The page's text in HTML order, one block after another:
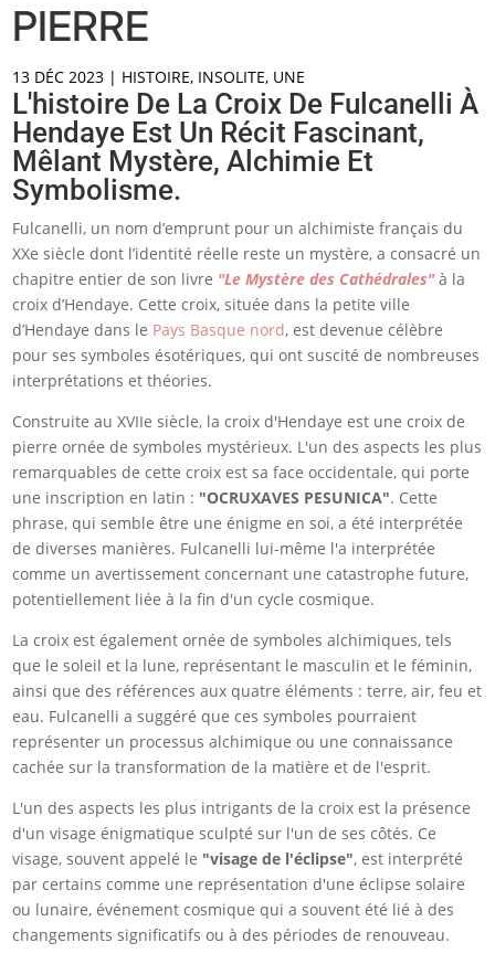
PIERRE
13 DÉC 2023 | HISTOIRE, INSOLITE, UNE
L'histoire De La Croix De Fulcanelli À
Hendaye Est Un Récit Fascinant,
Mêlant Mystère, Alchimie Et
Symbolisme.
Fulcanelli, un nom d’emprunt pour un alchimiste français du
XXe siècle dont l’identité réelle reste un mystère, a consacré un
chapitre entier de son livre "Le Mystère des Cathédrales"à la
croix d’Hendaye. Cette croix, située dans la petite ville
d’Hendaye dans le Pays Basque nord, est devenue célèbre
pour ses symboles ésotériques, qui ont suscité de nombreuses
interprétations et théories.
Construite au XVIIe siècle, la croix d'Hendaye est une croix de
pierre ornée de symboles mystérieux. L'un des aspects les plus
remarquables de cette croix est sa face occidentale, qui porte
une inscription en latin : "OCRUXAVES PESUNICA". Cette
phrase, qui semble être une énigme en soi, a été interprétée
de diverses manières. Fulcanelli lui-même l'a interprétée
comme un avertissement concernant une catastrophe future,
potentiellement liée à la fin d'un cycle cosmique.
La croix est également ornée de symboles alchimiques, tels
que le soleil et la lune, représentant le masculin et le féminin,
ainsi que des références aux quatre éléments : terre, air, feu et
eau. Fulcanelli a suggéré que ces symboles pourraient
représenter un processus alchimique ou une connaissance
cachée sur la transformation de la matière et de l'esprit.
L'un des aspects les plus intrigants de la croix est la présence
d'un visage énigmatique sculpté sur l'un de ses côtés. Ce
visage, souvent appelé le "visage de l'éclipse", est interprété
par certains comme une représentation d'une éclipse solaire
ou lunaire, événement cosmique qui a souvent été lié à des
changements significatifs ou à des périodes de renouveau.